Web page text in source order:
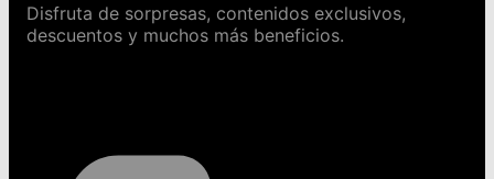
Disfruta de sorpresas, contenidos exclusivos,
descuentos y muchos más beneficios.